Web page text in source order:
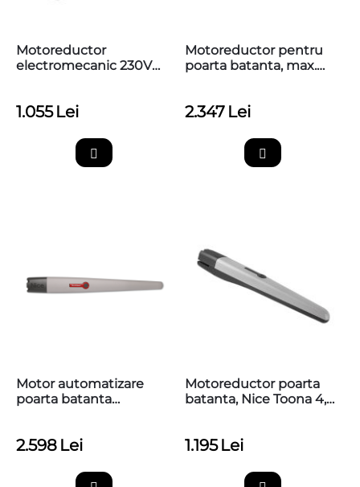
Motoreductor
electromecanic 230V
1.055 Lei
Motoreductor pentru
poarta batanta, max.
2.347 Lei
Motor automatizare
poarta batanta
TO6024HS
2.598 Lei
Motoreductor poarta
batanta, Nice Toona 4,
1.195 Lei